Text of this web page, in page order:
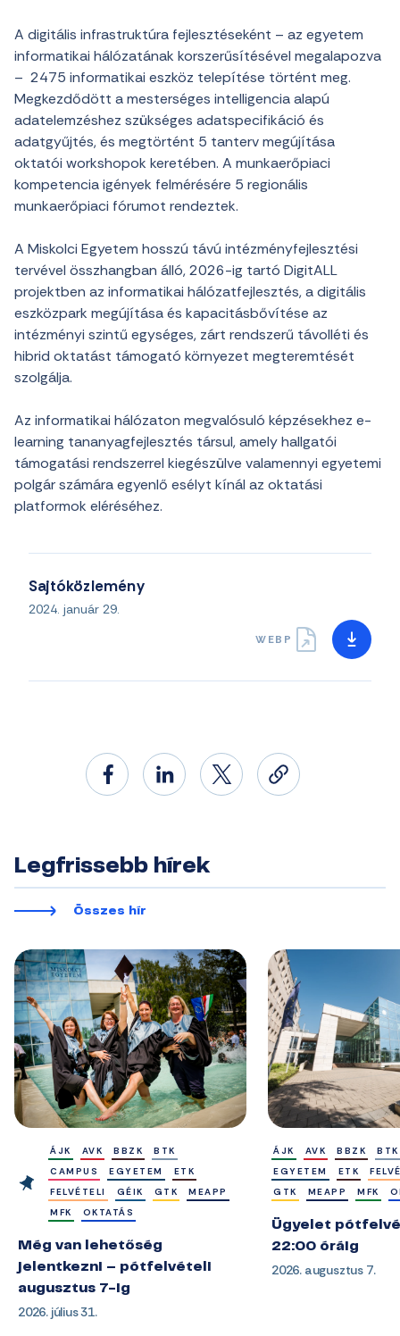
A digitális infrastruktúra fejlesztéseként – az egyetem
informatikai hálózatának korszerűsítésével megalapozva
– 2475 informatikai eszköz telepítése történt meg.
Megkezdődött a mesterséges intelligencia alapú
adatelemzéshez szükséges adatspecifikáció és
adatgyűjtés, és megtörtént 5 tanterv megújítása
oktatói workshopok keretében. A munkaerőpiaci
kompetencia igények felmérésére 5 regionális
munkaerőpiaci fórumot rendeztek.
A Miskolci Egyetem hosszú távú intézményfejlesztési
tervével összhangban álló, 2026-ig tartó DigitALL
projektben az informatikai hálózatfejlesztés, a digitális
eszközpark megújítása és kapacitásbővítése az
intézményi szintű egységes, zárt rendszerű távolléti és
hibrid oktatást támogató környezet megteremtését
szolgálja.
Az informatikai hálózaton megvalósuló képzésekhez e-
learning tananyagfejlesztés társul, amely hallgatói
támogatási rendszerrel kiegészülve valamennyi egyetemi
polgár számára egyenlő esélyt kínál az oktatási
platformok eléréséhez.
Sajtóközlemény
2024. január 29.
WEBP
Legfrissebb hírek
Összes hír
ÁJK AVK BBZK
BTK
CAMPUS
EGYETEM
ETK
FELVÉTELI
GÉIK GTK
MEAPP
MFK
OKTATÁS
Még van lehetőség
jelentkezni – pótfelvételi
augusztus 7-ig
2026. július 31.
ÁJK AVK BBZK
BTK
EGYETEM
ETK
GTK
MEAPP MFK
Ügyelet
22:00 óráig
2026. augusztus 7.